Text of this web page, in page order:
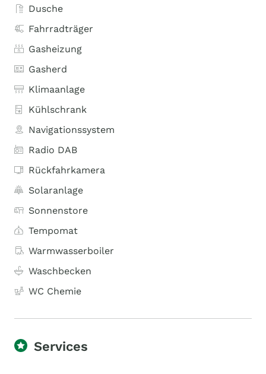
Dusche
Fahrradträger
Gasheizung
Gasherd
Klimaanlage
Kühlschrank
Navigationssystem
Radio DAB
Rückfahrkamera
Solaranlage
Sonnenstore
Tempomat
Warmwasserboiler
Waschbecken
WC Chemie
Services